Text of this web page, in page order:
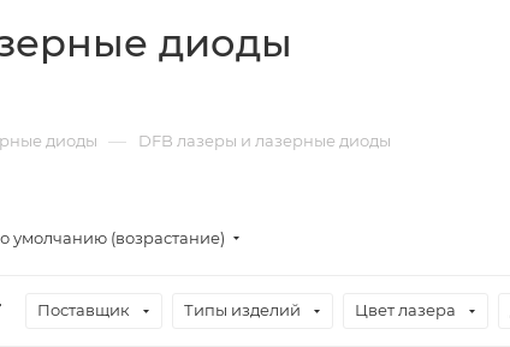
диоды
диоды — DFB лазеры и лазерные диоды
умолчанию (возрастание)
Поставщик Типы изделий Цвет лазера